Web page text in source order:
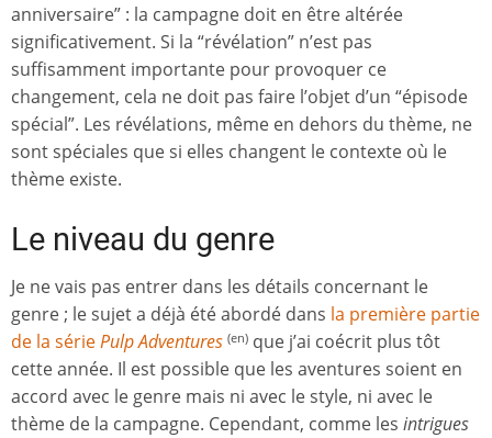
anniversaire” : la campagne doit en être altérée
significativement. Si la “révélation” n’est pas
suffisamment importante pour provoquer ce
changement, cela ne doit pas faire l’objet d’un “épisode
spécial”. Les révélations, même en dehors du thème, ne
sont spéciales que si elles changent le contexte où le
thème existe.
Le niveau du genre
Je ne vais pas entrer dans les détails concernant le
genre ; le sujet a déjà été abordé dans la première partie
de la sériePulp Adventures (en) que j’ai coécrit plus tôt
cette année. Il est possible que les aventures soient en
accord avec le genre mais ni avec le style, ni avec le
thème de la campagne. Cependant, comme les intrigues